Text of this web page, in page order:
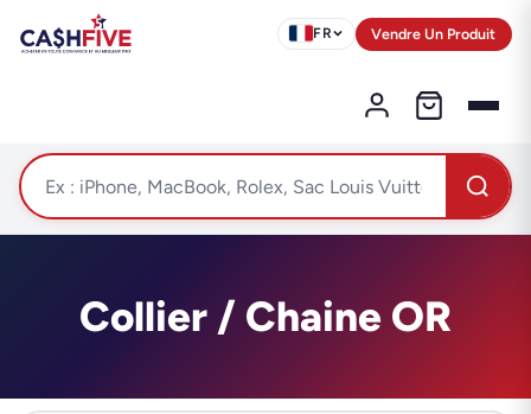
FR Vendre Un Produit
Collier / Chaine OR